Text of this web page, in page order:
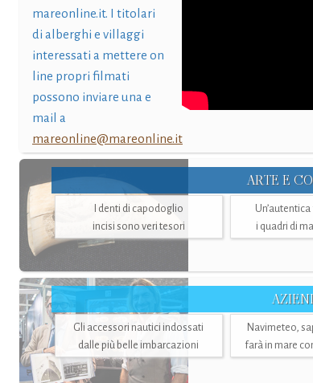
mareonline.it. I titolari
di alberghi e villaggi
interessati a mettere on
line propri filmati
possono inviare una e
mail a
mareonline@mareonline.it
ARTE E
I denti di capodoglio
incisi sono veri tesori
i quadri di
Gli accessori nautici indossati
dalle più belle imbarcazioni
Navimeteo,
farà in mare